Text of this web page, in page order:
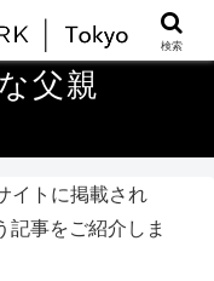
父親
イトに掲載され
記事をご紹介しま
検索